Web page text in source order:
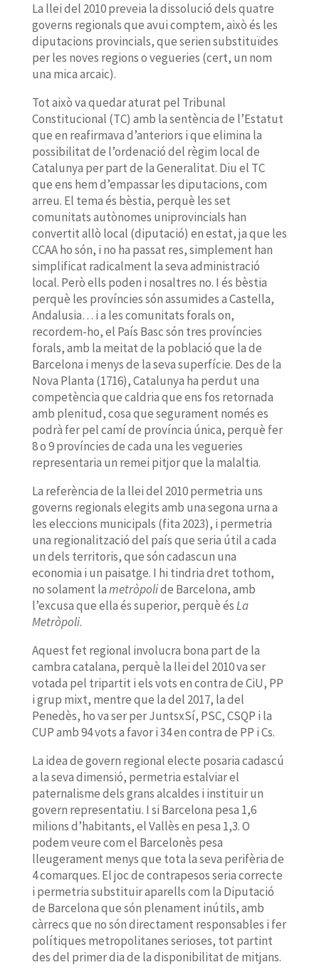
La llei del 2010 preveia la dissolució dels quatre
governs regionals que avui comptem, això és les
diputacions provincials, que serien substituïdes
per les noves regions o vegueries (cert, un nom
una mica arcaic).
Tot això va quedar aturat pel Tribunal
Constitucional (TC) amb la sentència de l’Estatut
que en reafirmava d’anteriors i que elimina la
possibilitat de l’ordenació del règim local de
Catalunya per part de la Generalitat. Diu el TC
que ens hem d’empassar les diputacions, com
arreu. El tema és bèstia, perquè les set
comunitats autònomes uniprovincials han
convertit allò local (diputació) en estat, ja que les
CCAA ho són, i no ha passat res, simplement han
simplificat radicalment la seva administració
local. Però ells poden i nosaltres no. I és bèstia
perquè les províncies són assumides a Castella,
Andalusia… i a les comunitats forals on,
recordem-ho, el País Basc són tres províncies
forals, amb la meitat de la població que la de
Barcelona i menys de la seva superfície. Des de la
Nova Planta (1716), Catalunya ha perdut una
competència que caldria que ens fos retornada
amb plenitud, cosa que segurament només es
podrà fer pel camí de província única, perquè fer
8 o 9 províncies de cada una les vegueries
representaria un remei pitjor que la malaltia.
La referència de la llei del 2010 permetria uns
governs regionals elegits amb una segona urna a
les eleccions municipals (fita 2023), i permetria
una regionalització del país que seria útil a cada
un dels territoris, que són cadascun una
economia i un paisatge. I hi tindria dret tothom,
no solament lametròpolide Barcelona, amb
l’excusa que ella és superior, perquè ésLa
Metròpoli.
Aquest fet regional involucra bona part de la
cambra catalana, perquè la llei del 2010 va ser
votada pel tripartit i els vots en contra de CiU, PP
i grup mixt, mentre que la del 2017, la del
Penedès, ho va ser per JuntsxSí, PSC, CSQP i la
CUP amb 94 vots a favor i 34 en contra de PP i Cs.
La idea de govern regional electe posaria cadascú
a la seva dimensió, permetria estalviar el
paternalisme dels grans alcaldes i instituir un
govern representatiu. I si Barcelona pesa 1,6
milions d’habitants, el Vallès en pesa 1,3. O
podem veure com el Barcelonès pesa
lleugerament menys que tota la seva perifèria de
4 comarques. El joc de contrapesos seria correcte
i permetria substituir aparells com la Diputació
de Barcelona que són plenament inútils, amb
càrrecs que no són directament responsables i fer
polítiques metropolitanes serioses, tot partint
des del primer dia de la disponibilitat de mitjans.